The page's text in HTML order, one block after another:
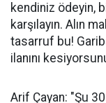
kendiniz ödeyin,
karşılayın. Alın
tasarruf bu!
ilanını
Arif Çayan: "Şu